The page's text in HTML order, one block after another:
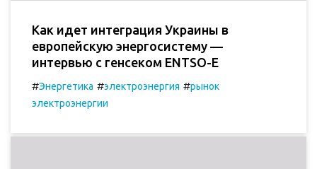
Как идет интеграция Украины в
европейскую энергосистему —
интервью с генсеком ENTSO-E
#Энергетика #электроэнергия #рынок
электроэнергии